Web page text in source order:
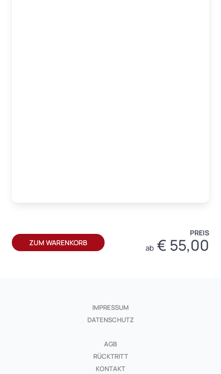
ZUM WARENKORB
PREIS
ab €55,00
IMPRESSUM
DATENSCHUTZ
AGB
RÜCKTRITT
KONTAKT